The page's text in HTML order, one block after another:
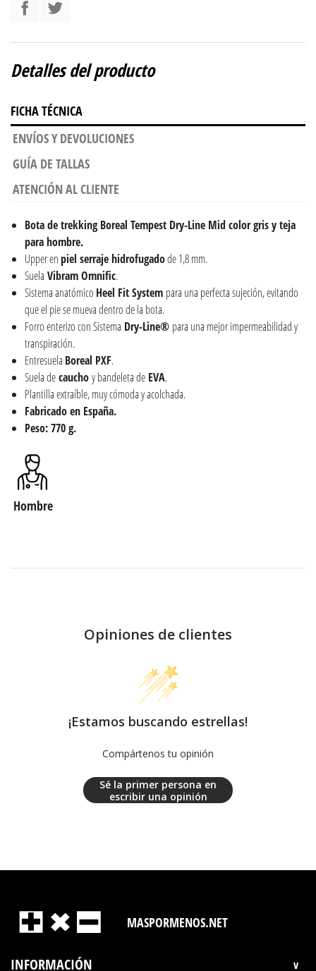
Detalles del producto
FICHA TÉCNICA
ENVÍOS Y DEVOLUCIONES
GUÍA DE TALLAS
ATENCIÓN AL CLIENTE
Bota de trekking Boreal Tempest Dry-Line Mid color gris y teja
para hombre.
Upper enpiel serraje hidrofugadode 1,8 mm.
Suela VibramOmnific.
Sistema anatómico Heel Fit System para una perfecta sujeción, evitando
que el pie se mueva dentro de la bota.
Forro enterizo con Sistema Dry-Line® para una mejor impermeabilidad y
transpiración.
Entresuela Boreal PXF.
Suela decauchoy bandeleta de EVA.
Plantilla extraíble, muy cómoda y acolchada.
Fabricado en España.
Peso: 770 g.
Hombre
Opiniones de clientes
¡Estamos buscando estrellas!
Compártenos tu opinión
Sé la primer persona en
escribir una opinión
MASPORMENOS.NET
INFORMACIÓN